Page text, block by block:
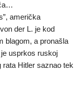
američka
der L. je kod
blagom, a pronašla
usprkos ruskoj
rata Hitler saznao tek